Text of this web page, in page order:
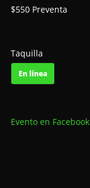
$550 Preventa
Taquilla
En línea
Evento en Facebook